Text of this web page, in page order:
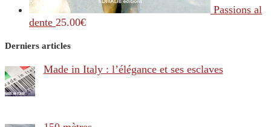
Passions al
dente 25.00€
Derniers articles
Made in Italy : l’élégance et ses esclaves